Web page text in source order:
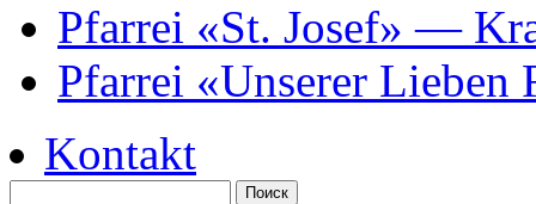
Pfarrei «St. Josef» —
Pfarrei «Unserer
Kontakt